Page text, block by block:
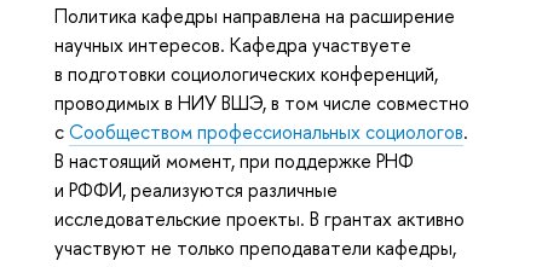
Политика кафедры направлена на расширение
научных интересов. Кафедра участвуете
в подготовки социологических конференций,
проводимых в НИУ ВШЭ, в том числе совместно
сСообществом профессиональных социологов.
В настоящий момент, при поддержке РНФ
и РФФИ, реализуются различные
исследовательские проекты. В грантах активно
участвуют не только преподаватели кафедры,